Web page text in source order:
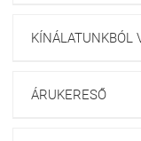
KÍNÁLATUNKBÓL
ÁRUKERESŐ